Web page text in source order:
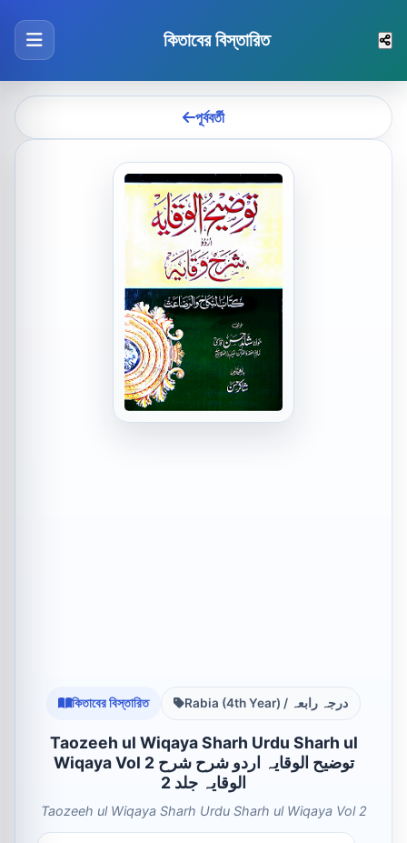
কিতাবের বিস্তারিত
পূর্ববর্তী
কিতাবের বিস্তারিত Rabia (4th Year) / درجہ رابعہ
Taozeeh ul Wiqaya Sharh Urdu Sharh ul
Wiqaya Vol 2 توضیح الوقایہ اردو شرح شرح
الوقایہ جلد 2
Taozeeh ul Wiqaya Sharh Urdu Sharh ul Wiqaya Vol 2